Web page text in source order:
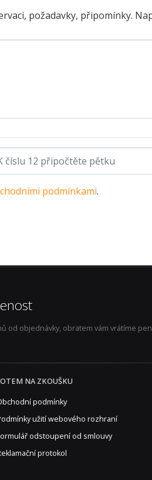
požadavky, připomínky.
podmínkami.
od objednávky, obratem vám vrátíme
NA ZKOUŠKU
podmínky
užití webového rozhraní
odstoupení od smlouvy
protokol